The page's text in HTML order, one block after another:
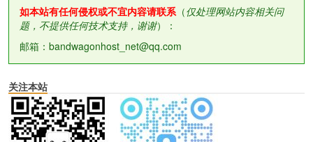
如本站有任何侵权或不宜内容请联系（仅处理网站内容相关问
题，不提供任何技术支持，谢谢）：
邮箱：bandwagonhost_net@qq.com
关注本站